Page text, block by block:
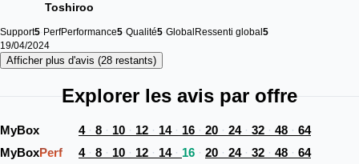
Toshiroo
Support5 PerfPerformance5 Qualité5 Global Ressenti global 5
19/04/2024
Afficher plus d'avis (28 restants)
Explorer les avis par offre
MyBox 4 8 10 12 14 16 20 24 32 48
64
MyBoxPerf 4 8 10 12 14 16 20 24 32 48 64